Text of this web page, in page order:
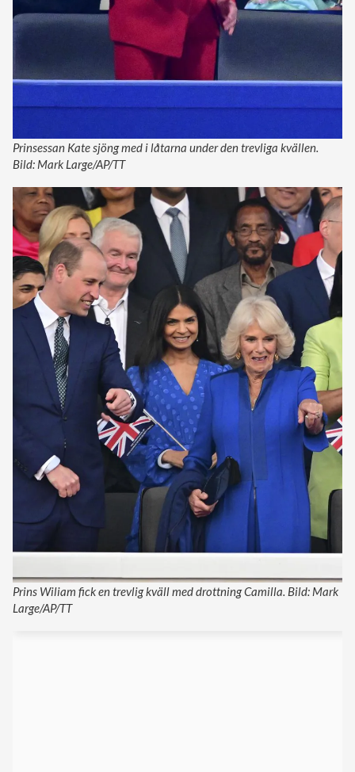
Prinsessan Kate sjöng med i låtarna under den trevliga kvällen.
Bild: Mark Large/AP/TT
Prins Wiliam fick en trevlig kväll med drottning Camilla. Bild: Mark
Large/AP/TT